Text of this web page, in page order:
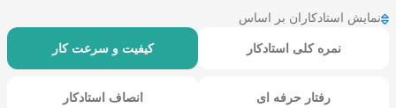
نمایش استادکاران بر اساس
نمره کلی استادکار کیفیت و سرعت کار
رفتار حرفه ای انصاف استادکار